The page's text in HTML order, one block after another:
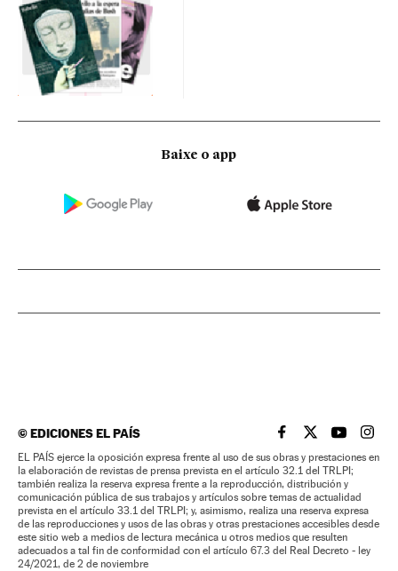
Baixe o app
©EDICIONES EL PAÍS EL PAÍS BRASIL EN
EL PAÍSEL PAÍS
EL
EL PAÍS ejerce la oposición expresa frente al uso de sus obras y prestaciones en
la elaboración de revistas de prensa prevista en el artículo 32.1 del TRLPI;
también realiza la reserva expresa frente a la reproducción, distribución y
comunicación pública de sus trabajos y artículos sobre temas de actualidad
prevista en el artículo 33.1 del TRLPI; y, asimismo, realiza una reserva expresa
de las reproducciones y usos de las obras y otras prestaciones accesibles desde
este sitio web a medios de lectura mecánica u otros medios que resulten
adecuados a tal fin de conformidad con el artículo 67.3 del Real Decreto - ley
24/2021, de 2 de noviembre